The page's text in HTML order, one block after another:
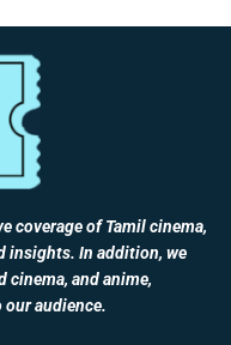
coverage of Tamil cinema,
insights. In addition, we
and anime,
audience.